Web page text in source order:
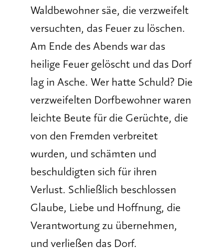
Waldbewohner säe, die verzweifelt
versuchten, das Feuer zu löschen.
Am Ende des Abends war das
heilige Feuer gelöscht und das Dorf
lag in Asche. Wer hatte Schuld? Die
verzweifelten Dorfbewohner waren
leichte Beute für die Gerüchte, die
von den Fremden verbreitet
wurden, und schämten und
beschuldigten sich für ihren
Verlust. Schließlich beschlossen
Glaube, Liebe und Hoffnung, die
Verantwortung zu übernehmen,
und verließen das Dorf.